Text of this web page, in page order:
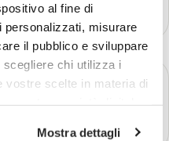
al fine di
personalizzati, misurare
il pubblico e sviluppare
chi utilizza i
vostre scelte in materia di
Mostra dettagli
safari in 4x4